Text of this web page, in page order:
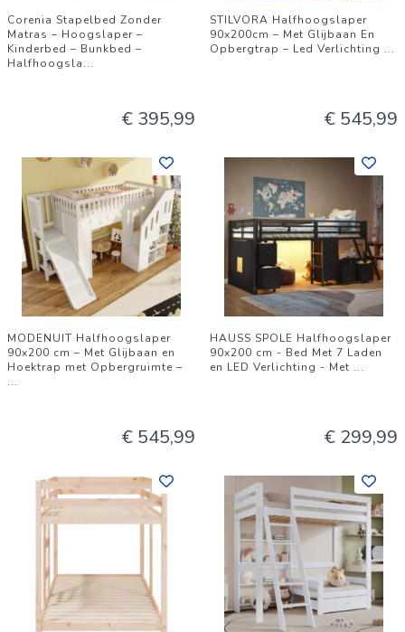
Corenia Stapelbed Zonder
Matras – Hoogslaper –
Kinderbed – Bunkbed –
Halfhoogsla...
€ 395,99
STILVORA Halfhoogslaper
90x200cm – Met Glijbaan En
Opbergtrap – Led Verlichting ...
€ 545,99
MODENUIT Halfhoogslaper
90x200 cm – Met Glijbaan en
Hoektrap met Opbergruimte –
...
€ 545,99
HAUSS SPOLE Halfhoogslaper
90x200 cm - Bed Met 7 Laden
en LED Verlichting - Met ...
€ 299,99